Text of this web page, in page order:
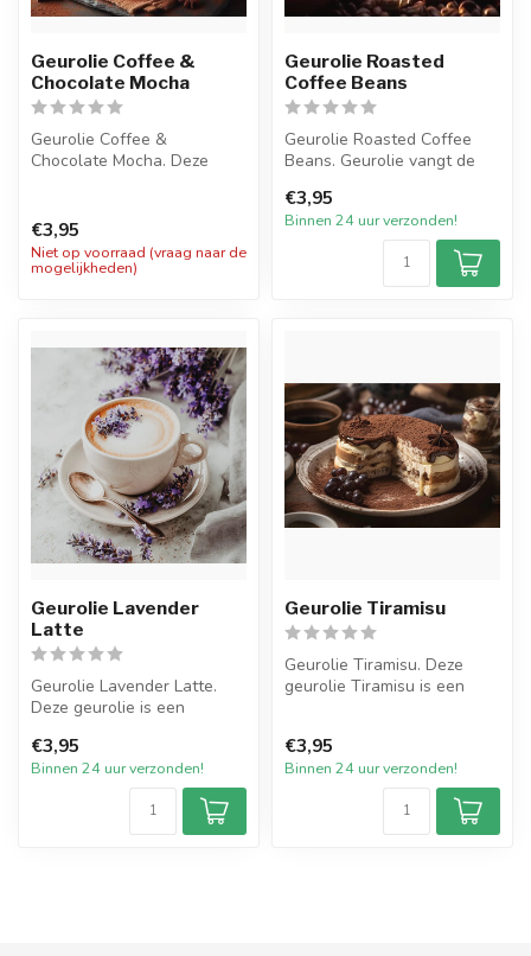
Geurolie Coffee &
Chocolate Mocha
Geurolie Coffee &
Chocolate Mocha. Deze
€3,95
Niet op voorraad (vraag naar de
mogelijkheden)
Geurolie Roasted
Coffee Beans
Geurolie Roasted Coffee
Beans. Geurolie vangt de
vers ge...
€3,95
Binnen 24 uur verzonden!
Geurolie Lavender
Latte
Geurolie Lavender Latte.
Deze geurolie is een
kruidige mix...
€3,95
Binnen 24 uur verzonden!
Geurolie Tiramisu
Geurolie Tiramisu. Deze
geurolie Tiramisu is een
€3,95
Binnen 24 uur verzonden!